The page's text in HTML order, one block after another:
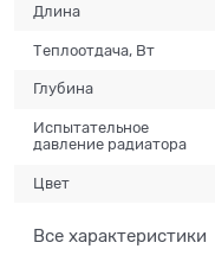
Длина
Теплоотдача, Вт
Глубина
Испытательное
давление радиатора
Цвет
Все характеристики